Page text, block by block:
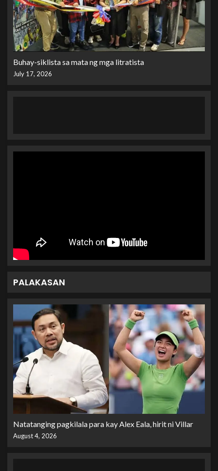
Buhay-siklista sa mata ng mga litratista
July 17, 2026
PALAKASAN
Natatanging pagkilala para kay Alex Eala, hirit ni Villar
August 4, 2026